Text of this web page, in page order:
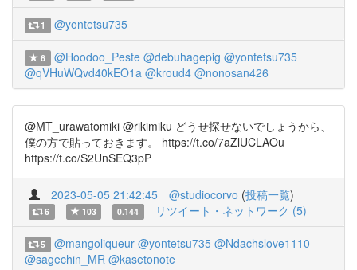
1 @yontetsu735
6 @Hoodoo_Peste @debuhagepig @yontetsu735
@qVHuWQvd40kEO1a @kroud4 @nonosan426
@MT_urawatomiki @rikimiku どうせ探せないでしょうから、
僕の方で貼っておきます。 https://t.co/7aZlUCLAOu
https://t.co/S2UnSEQ3pP
2023-05-05 21:42:45 @studiocorvo (投稿一覧)
6 103 0.144 リツイート・ネットワーク (5)
5 @mangoliqueur @yontetsu735 @Ndachslove1110
@sagechin_MR @kasetonote